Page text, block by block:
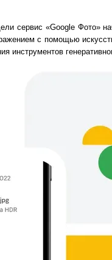
сервис «Google Фото»
с помощью
инструментов